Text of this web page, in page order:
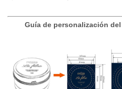
Guía de personalización